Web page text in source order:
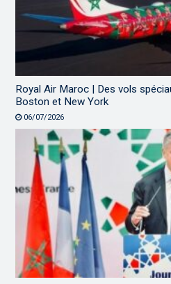
Royal Air Maroc | Des vols
Boston et New York
06/07/2026